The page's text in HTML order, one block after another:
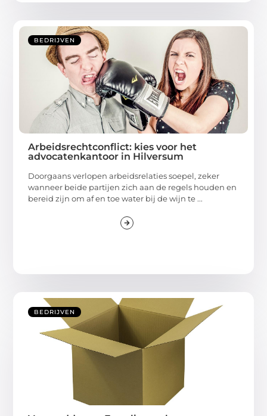
BEDRIJVEN
Arbeidsrechtconflict: kies voor het
advocatenkantoor in Hilversum
Doorgaans verlopen arbeidsrelaties soepel, zeker
wanneer beide partijen zich aan de regels houden en
bereid zijn om af en toe water bij de wijn te ...
BEDRIJVEN